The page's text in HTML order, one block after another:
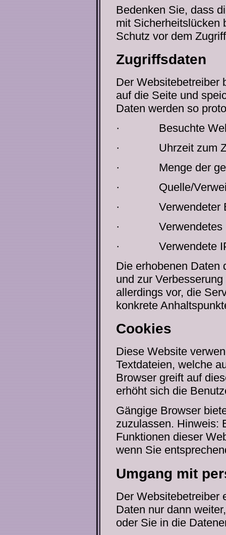
Bedenken Sie, dass
mit Sicherheitslücken
Schutz vor dem
Zugriffsdaten
Der Websitebetreiber
auf die Seite und
Daten werden so
·
Besuchte
·
Uhrzeit zum
·
Menge der
·
Quelle/
·
Verwendeter
·
·
Verwendete
Die erhobenen Daten
und zur
allerdings vor, die
konkrete
Cookies
Diese Website
Textdateien, welche
Browser greift auf
erhöht sich die
Gängige Browser
zuzulassen. Hinweis:
Funktionen dieser
wenn Sie
Umgang mit
Der Websitebetreiber
Daten nur dann
oder Sie in die